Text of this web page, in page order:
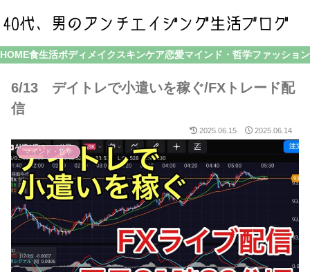
HOME食生活ボディメイク スキンケア恋愛マインド・哲学ファッション
6/13 デイトレで小遣いを稼ぐ/FXトレード配
信
2025.06.15 2025.06.14
マインド・哲学